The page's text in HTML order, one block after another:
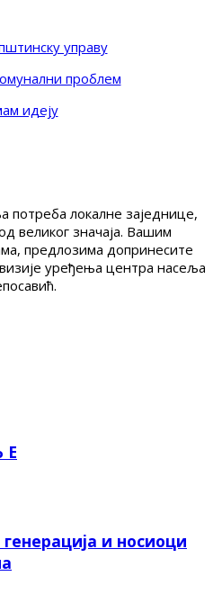
управу
проблем
идеју
потреба локалне заједнице,
великог значаја. Вашим
предлозима допринесите
уређења центра насеља
Е
и носиоци